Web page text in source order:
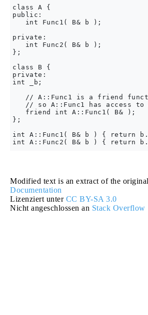
class A {
public:
   int Func1( B& b );
private:
   int Func2( B& b );
};
class B {
private:
int _b;
// A::Func1 is a friend
// so A::Func1 has access
   friend int A::Func1( B& );
};
int A::Func1( B& b ) { return
Modified text is an extract of the original
Documentation
Lizenziert unter CC BY-SA 3.0
Nicht angeschlossen an Stack Overflow